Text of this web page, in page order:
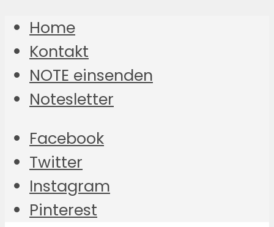
Home
Kontakt
NOTE einsenden
Notesletter
Facebook
Twitter
Instagram
Pinterest